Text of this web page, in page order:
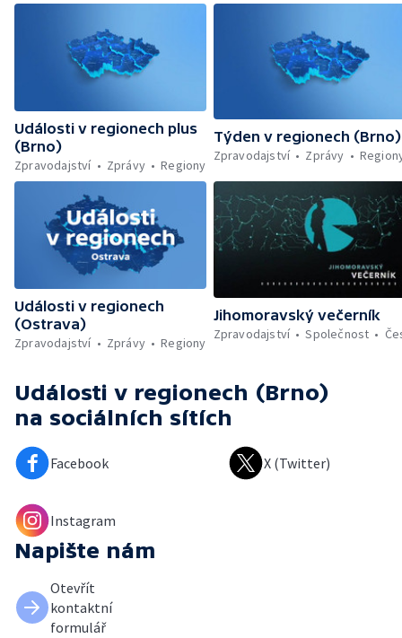
Události v regionech plus
(Brno)
Zpravodajství
Zprávy Regiony
Týden v regionech (Brno)
Zpravodajství
Zprávy
Události v regionech
(Ostrava)
Zpravodajství
Zprávy Regiony
Jihomoravský večerník
Zpravodajství
Společnost
Události v regionech (Brno)
na sociálních sítích
Facebook X (Twitter)
Instagram
Napište nám
Otevřít
kontaktní
formulář